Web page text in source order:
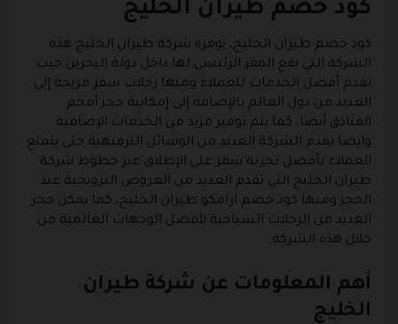
كود خصم طيران الخليج
كود خصم طيران الخليج، يوفره شركة طيران الخليج هذه
الشركة التي يقع المقر الرئيسي لها داخل دولة البحرين حيث
تقدم أفضل الخدمات للعملاء ومنها رحلات سفر مريحة إلى
العديد من دول العالم بالإضافة إلى إمكانية حجز أفخم
الفنادق أيضا، كما يتم توفير مزيد من الخدمات الإضافية
وايضا تقدم الشركة العديد من الوسائل الترفيهية حتى يتمتع
العملاء بأفضل تجربة سفر على الإطلاق عبر خطوط شركة
طيران الخليج التي تقدم العديد من العروض الترويجية عند
الحجز ومنها كود خصم ارامكو طيران الخليج، كما يمكن حجز
العديد من الرحلات السياحية لأفضل الوجهات العالمية من
خلال هذه الشركة.
أهم المعلومات عن شركة طيران
الخليج